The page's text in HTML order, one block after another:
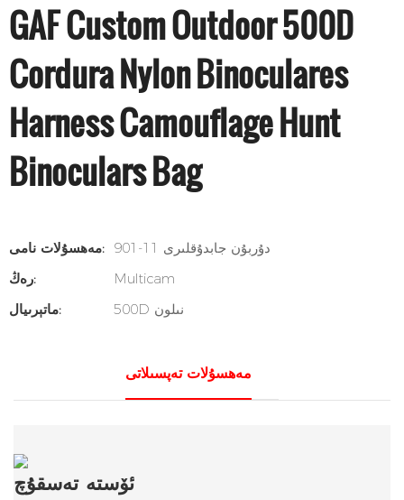
GAF Custom Outdoor 500D
Cordura Nylon Binoculares
Harness Camouflage Hunt
Binoculars Bag
مەھسۇلات نامى:
901-11 دۇربۇن جابدۇقلىرى
رەڭ:
Multicam
ماتېرىيال:
500D نىلون
مەھسۇلات تەپسىلاتى
ئۆستە تەسقۇچ